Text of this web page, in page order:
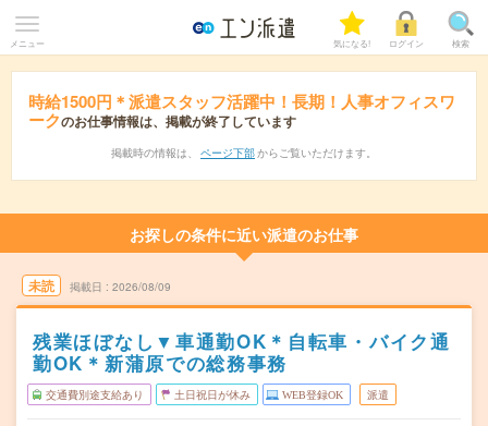
メニュー 気になる! ログイン 検索
時給1500円＊派遣スタッフ活躍中！長期！人事オフィスワ
ークのお仕事情報は、掲載が終了しています
掲載時の情報は、 ページ下部 からご覧いただけます。
お探しの条件に近い派遣のお仕事
未読 掲載日 2026/08/09
残業ほぼなし▼車通勤OK＊自転車・バイク通
勤OK＊新蒲原での総務事務
交通費別途支給あり 土日祝日が休み WEB登録OK 派遣